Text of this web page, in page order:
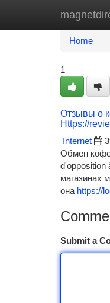
Home
Home
1
Отзывы о
Https://
Internet
Обмен
d'opposition
магазинах
она https://
Submit a